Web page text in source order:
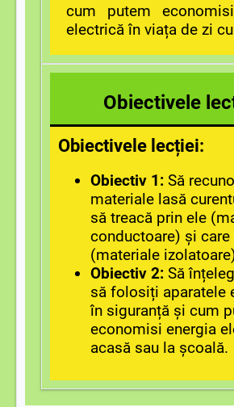
cum putem
electrică în viața de zi
Obiectivele
Obiectivele lecției:
Obiectiv 1: Să
materiale lasă
să treacă prin ele
conductoare) și care
(materiale
Obiectiv 2: Să
să folosiți aparatele
în siguranță și cum
economisi energia
acasă sau la școală.